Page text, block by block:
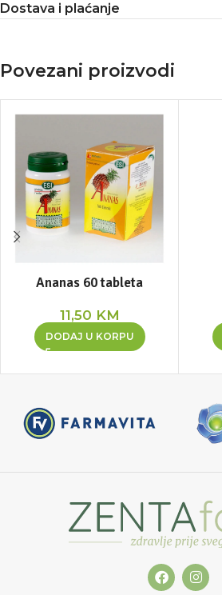
Dostava i plaćanje
Povezani proizvodi
Ananas 60 tableta
11,50 KM
DODAJ U KORPU